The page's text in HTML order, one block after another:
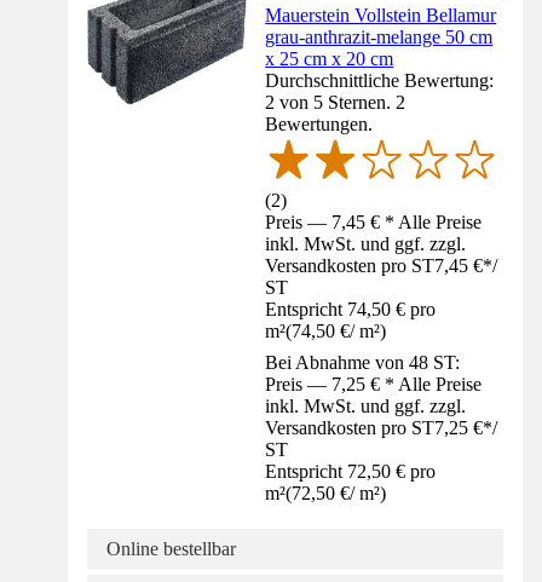
Mauerstein Vollstein Bellamur
grau-anthrazit-melange 50 cm
x 25 cm x 20 cm
Durchschnittliche Bewertung:
2 von 5 Sternen. 2
Bewertungen.
(2)
Preis — 7,45 € * Alle Preise
inkl. MwSt. und ggf. zzgl.
Versandkosten pro ST7,45 €*/
ST
Entspricht 74,50 € pro
m²(74,50 €/ m²)
Bei Abnahme von 48 ST:
Preis — 7,25 € * Alle Preise
inkl. MwSt. und ggf. zzgl.
Versandkosten pro ST7,25 €*/
ST
Entspricht 72,50 € pro
m²(72,50 €/ m²)
Online bestellbar